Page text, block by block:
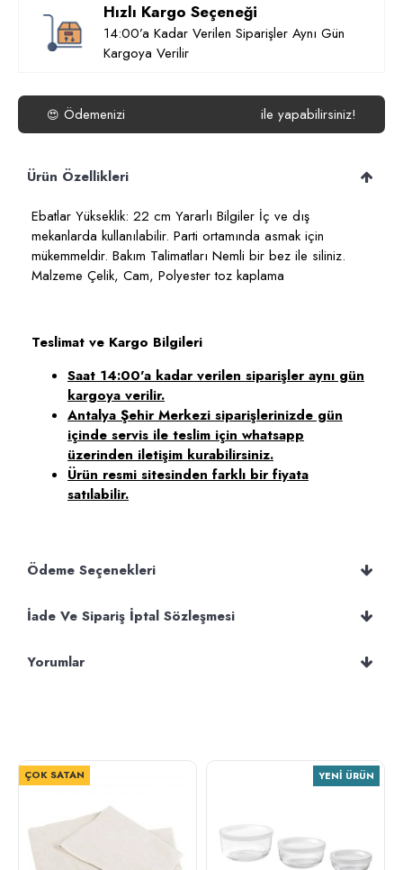
Hızlı Kargo Seçeneği
14:00’a Kadar Verilen Siparişler Aynı Gün
Kargoya Verilir
😍 Ödemenizi ile yapabilirsiniz!
Ürün Özellikleri
Ebatlar Yükseklik: 22 cm Yararlı Bilgiler İç ve dış
mekanlarda kullanılabilir. Parti ortamında asmak için
mükemmeldir. Bakım Talimatları Nemli bir bez ile siliniz.
Malzeme Çelik, Cam, Polyester toz kaplama
Teslimat ve Kargo Bilgileri
Saat 14:00'a kadar verilen siparişler aynı gün
kargoya verilir.
Antalya Şehir Merkezi siparişlerinizde gün
içinde servis ile teslim için whatsapp
üzerinden iletişim kurabilirsiniz.
Ürün resmi sitesinden farklı bir fiyata
satılabilir.
Ödeme Seçenekleri
İade Ve Sipariş İptal Sözleşmesi
Yorumlar
ÇOK SATAN YENI ÜRÜN